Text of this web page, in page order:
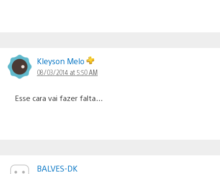
Kleyson Melo
08/03/2014 at 5:50 AM
Esse cara vai fazer falta…
BALVES-DK